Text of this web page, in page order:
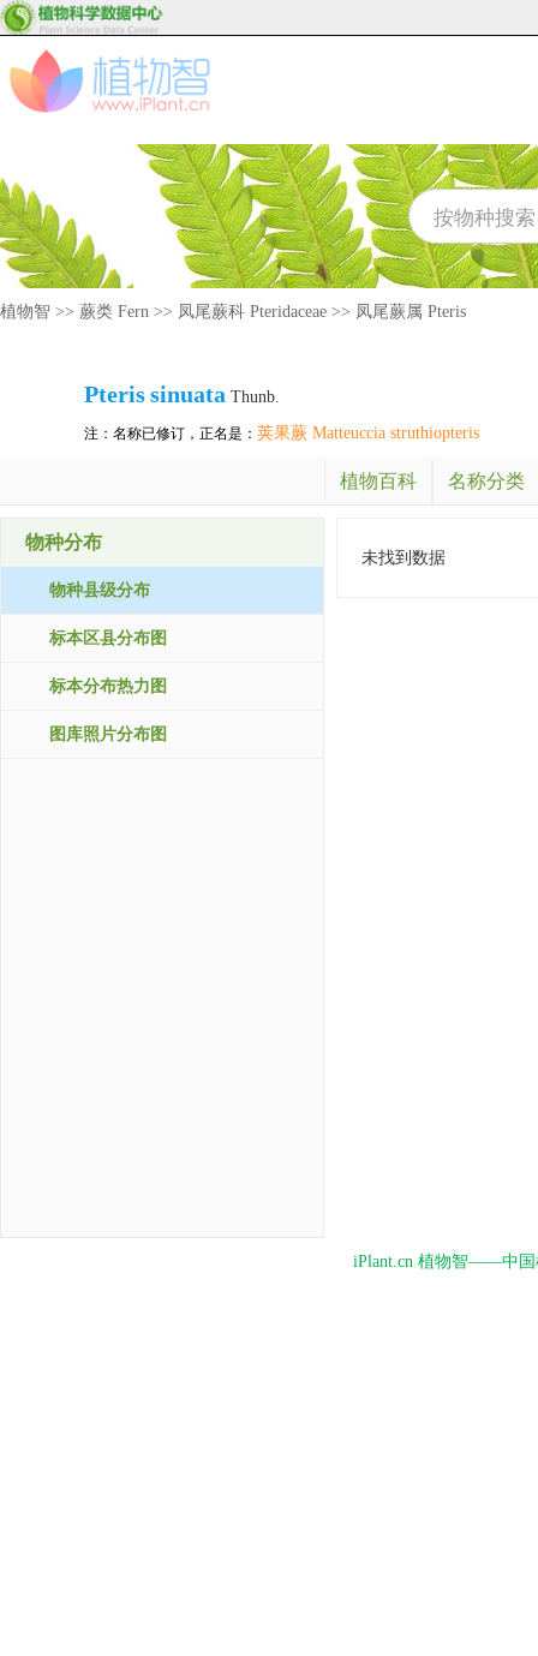
植物智 >> 蕨类 Fern >> 凤尾蕨科 Pteridaceae >> 凤尾蕨属 Pteris
Pterissinuata Thunb.
注：名称已修订，正名是： 荚果蕨 Matteuccia struthiopteris
植物百科 名称分类
物种分布
物种县级分布
标本区县分布图
标本分布热力图
图库照片分布图
未找到数据
iPlant.cn 植物智——中国